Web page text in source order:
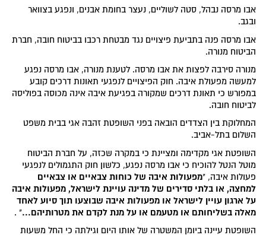
אבו מרסה נבהל, סטה לשוליים, נעצר בחומת אבנים, ונפגע בצוואר
ובגב.
אבו מרסה פנה בתביעת פיצויים נגד מבטחת רכבו בביטוח חובה, חברת
הביטוח מנורה.
מנורה סירבה לפצות את אבו מרסה. לטענת מנורה, אבו מרסה נפגע
למעשה מפעולת איבה. חוק הפיצויים לנפגעי תאונות דרכים קובע
במפורש כי תאונת דרכים שמקורה בפגיעת איבה אינה מכוסה בפוליסה
לביטוח חובה.
המחלוקת בין הצדדים הובאה בפני השופטת זהבה אגי בבית משפט
השלום בתל-אביב.
השופטת אגי מקדימה ומציינת כי במקרה שכזה, על חברת הביטוח
מוטל הנטל להוכיח כי אבו מרסה נפגע, כלשון חוק התגמולים לנפגעי
פעולות איבה, "מפעולות איבה של כוחות צבאיים או צבאיים
למחצה, או בלתי סדירים של מדינה עויינת לישראל, מפעולות איבה
על ארגון עויין לישראל או מפעולות איבה שבוצעו תוך סיוע לאחד
מאלה בשליחותם או מטעמם או על מנת לקדם את מטרותיהם..." .
השופטת עיינה ביומן המשטרה של אותו היום וגילתה כי החל משעות